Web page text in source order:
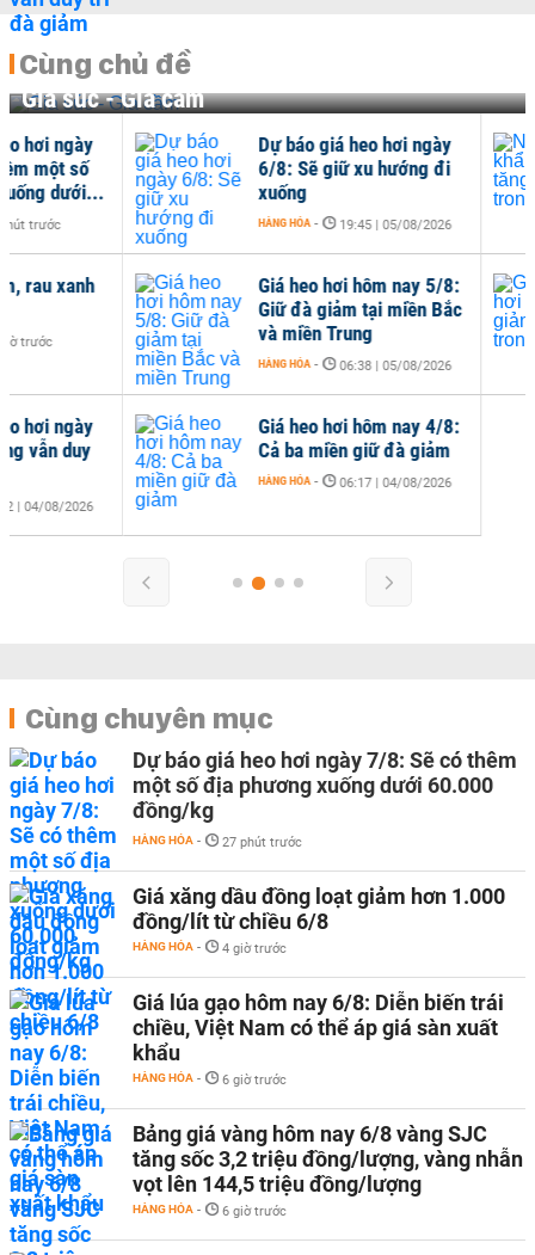
Cùng chủ đề
Gia súc - Gia cầm
Dự báo giá heo hơi ngày
6/8: Sẽ giữ xu hướng đi
xuống
HÀNG HÓA - 19:45 | 05/08/2026
Giá heo hơi hôm nay 5/8:
Giữ đà giảm tại miền Bắc
và miền Trung
HÀNG HÓA - 06:38 | 05/08/2026
HÀNG
HÀNG
Giá heo hơi hôm nay 4/8:
Cả ba miền giữ đà giảm
HÀNG HÓA - 06:17 | 04/08/2026
Cùng chuyên mục
Dự báo giá heo hơi ngày 7/8: Sẽ có thêm
một số địa phương xuống dưới 60.000
đồng/kg
HÀNG HÓA - 27 phút trước
Giá xăng dầu đồng loạt giảm hơn 1.000
đồng/lít từ chiều 6/8
HÀNG HÓA - 4 giờ trước
Giá lúa gạo hôm nay 6/8: Diễn biến trái
chiều, Việt Nam có thể áp giá sàn xuất
khẩu
HÀNG HÓA - 6 giờ trước
Bảng giá vàng hôm nay 6/8 vàng SJC
tăng sốc 3,2 triệu đồng/lượng, vàng nhẫn
vọt lên 144,5 triệu đồng/lượng
HÀNG HÓA - 6 giờ trước